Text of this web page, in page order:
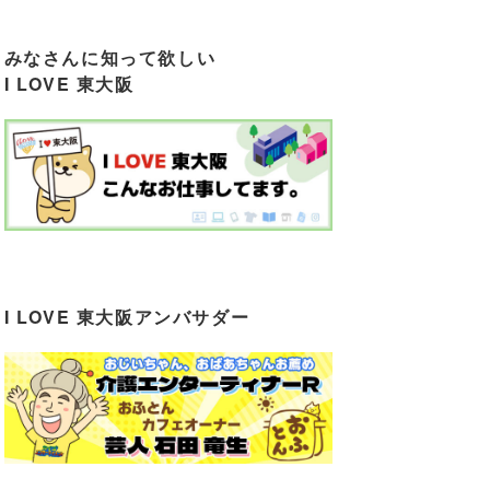
みなさんに知って欲しい
I LOVE 東大阪
I LOVE 東大阪アンバサダー